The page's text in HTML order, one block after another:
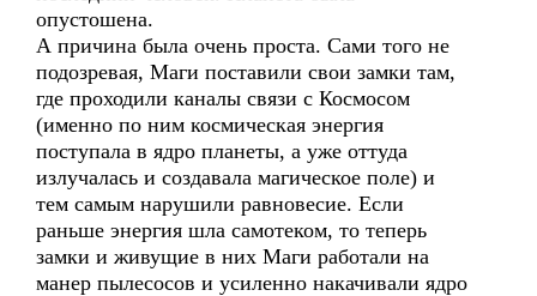
опустошена.
А причина была очень проста. Сами того не
подозревая, Маги поставили свои замки там,
где проходили каналы связи с Космосом
(именно по ним космическая энергия
поступала в ядро планеты, а уже оттуда
излучалась и создавала магическое поле) и
тем самым нарушили равновесие. Если
раньше энергия шла самотеком, то теперь
замки и живущие в них Маги работали на
манер пылесосов и усиленно накачивали ядро